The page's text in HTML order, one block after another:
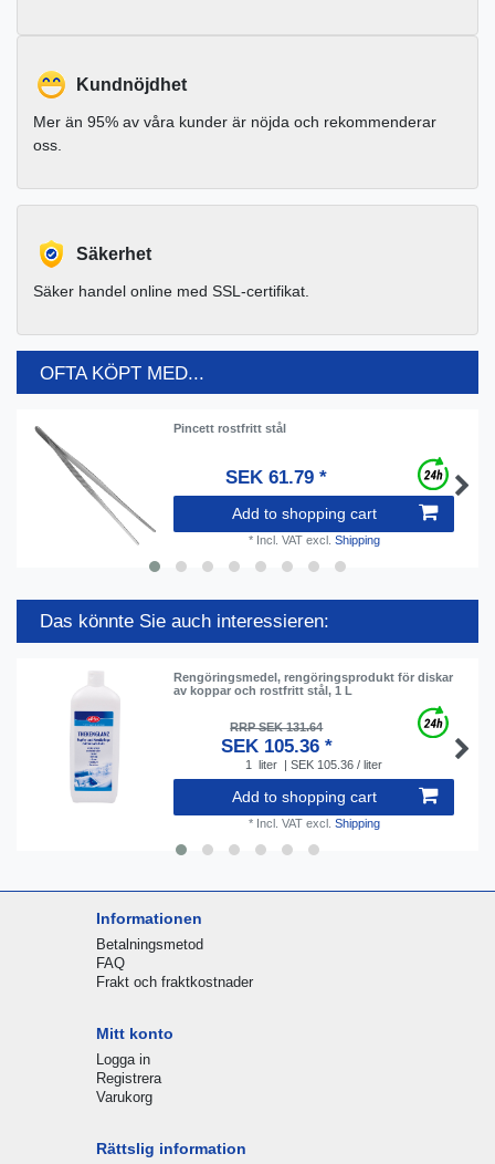
Kundnöjdhet
Mer än 95% av våra kunder är nöjda och rekommenderar
oss.
Säkerhet
Säker handel online med SSL-certifikat.
OFTA KÖPT MED...
Pincett rostfritt stål
SEK 61.79 *
Add to shopping cart
* Incl. VATexcl. Shipping
Das könnte Sie auch interessieren:
Rengöringsmedel, rengöringsprodukt för diskar
av koppar och rostfritt stål, 1 L
RRP SEK 131.64
SEK 105.36 *
1 liter | SEK 105.36 / liter
Add to shopping cart
* Incl. VATexcl. Shipping
Informationen
Betalningsmetod
FAQ
Frakt och fraktkostnader
Mitt konto
Logga in
Registrera
Varukorg
Rättslig information